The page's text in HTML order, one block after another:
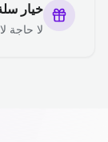
خيار
لا حاجة